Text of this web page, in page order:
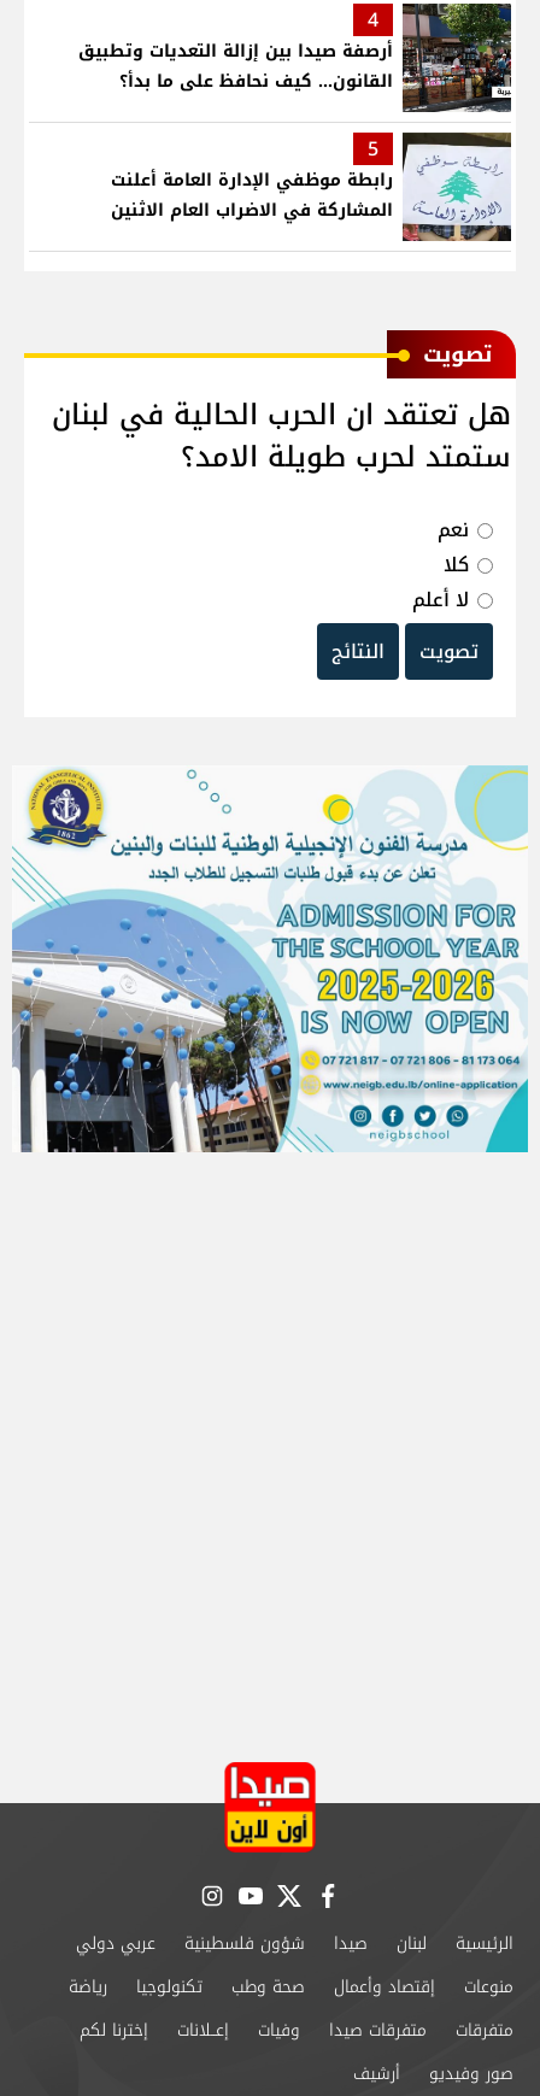
4
أرصفة صيدا بين إزالة التعديات وتطبيق
القانون... كيف نحافظ على ما بدأ؟
5
رابطة موظفي الإدارة العامة أعلنت
المشاركة في الاضراب العام الاثنين
ﺗﺼﻮﻳﺖ
هل تعتقد ان الحرب الحالية في لبنان
ستمتد لحرب طويلة الامد؟
نعم
كلا
لا أعلم
تصويت
النتائج
facebook
twitter
youtube
instagram
الرئيسية لبنان صيدا شؤون فلسطينية
عربي دولي
منوعات
إقتصاد وأعمال صحة وطب تكنولوجيا
رياضة
متفرقات
متفرقات صيدا وفيات إعــلانات
إخترنا لكم
صور وفيديو
أرشيف